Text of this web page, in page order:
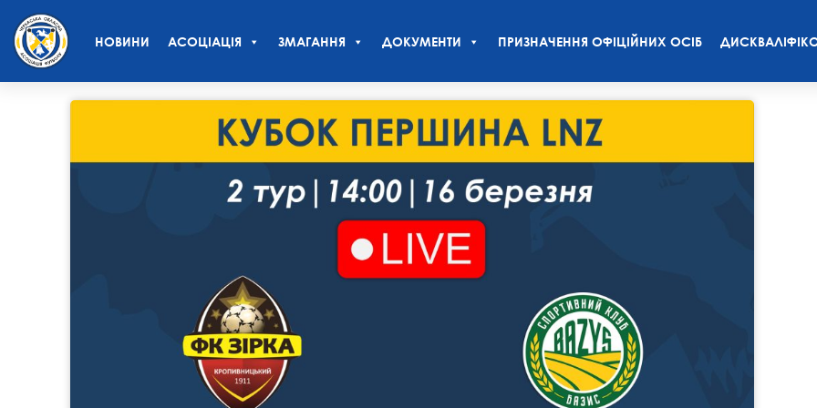
НОВИНИ АСОЦІАЦІЯ ЗМАГАННЯ ДОКУМЕНТИ ПРИЗНАЧЕННЯ ОФІЦІЙНИХ ОСІБ